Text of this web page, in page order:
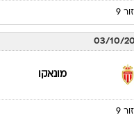
9
03/10/
מונאקו
9